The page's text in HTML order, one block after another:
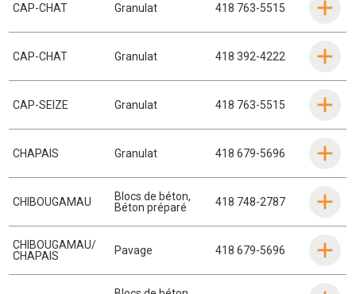
CAP-CHAT Granulat 418 763-5515
CAP-CHAT Granulat 418 392-4222
CAP-SEIZE Granulat 418 763-5515
CHAPAIS Granulat 418 679-5696
CHIBOUGAMAU Blocs de béton,
Béton préparé
418 748-2787
CHIBOUGAMAU/
CHAPAIS
Pavage 418 679-5696